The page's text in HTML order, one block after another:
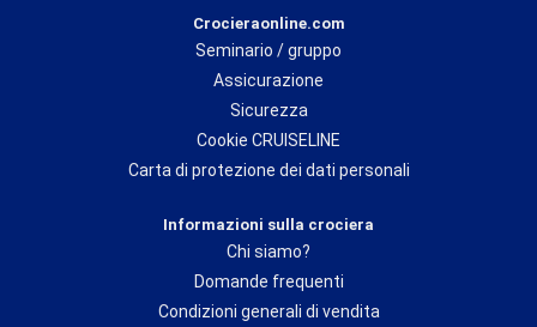
Crocieraonline.com
Seminario / gruppo
Assicurazione
Sicurezza
Cookie CRUISELINE
Carta di protezione dei dati personali
Informazioni sulla crociera
Chi siamo?
Domande frequenti
Condizioni generali di vendita